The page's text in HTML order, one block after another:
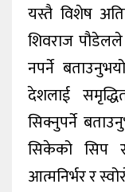
यस्तै विशेष
शिवराज
नपर्ने
देशलाई
सिक्नुपर्ने
सिकेको सिप
आत्मनिर्भर र